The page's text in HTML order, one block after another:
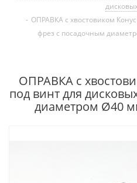
- ОПРАВКА с хвостовиком
фрез с посадочным
ОПРАВКА с
под винт для
диаметром Ø40